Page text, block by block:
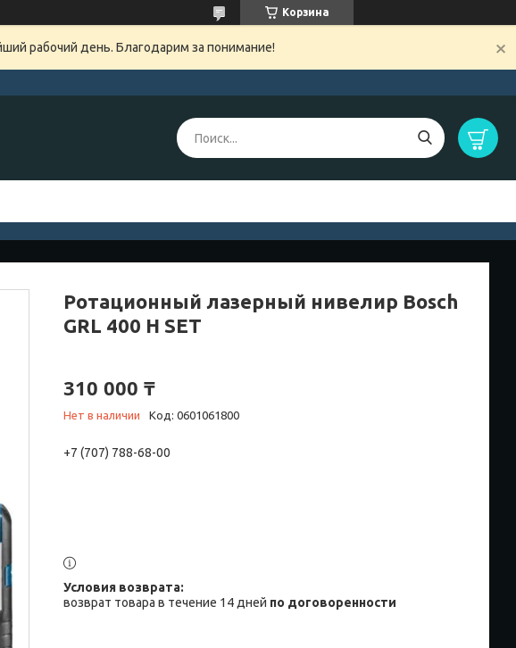
Корзина
рабочий день. Благодарим за понимание!
Ротационный лазерный нивелир Bosch
GRL 400 H SET
310 000 ₸
Нет в наличии Код: 0601061800
+7 (707) 788-68-00
возврат товара в течение 14 дней по договоренности